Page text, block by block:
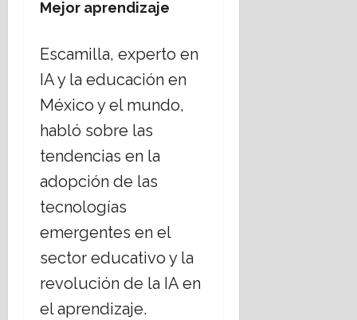
Mejor aprendizaje
Escamilla, experto en
IA y la educación en
México y el mundo,
habló sobre las
tendencias en la
adopción de las
tecnologías
emergentes en el
sector educativo y la
revolución de la IA en
el aprendizaje.